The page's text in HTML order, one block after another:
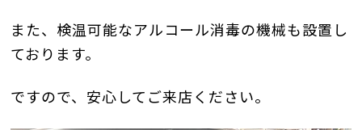
また、検温可能なアルコール消毒の機械も設置し
ております。
ですので、安心してご来店ください。